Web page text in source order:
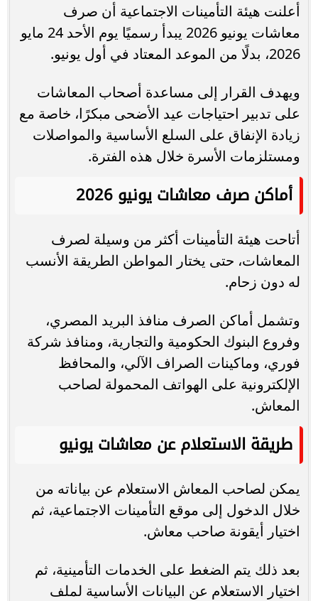
أعلنت هيئة التأمينات الاجتماعية أن صرف
معاشات يونيو 2026 يبدأ رسميًا يوم الأحد 24 مايو
2026، بدلًا من الموعد المعتاد في أول يونيو.
ويهدف القرار إلى مساعدة أصحاب المعاشات
على تدبير احتياجات عيد الأضحى مبكرًا، خاصة مع
زيادة الإنفاق على السلع الأساسية والمواصلات
ومستلزمات الأسرة خلال هذه الفترة.
أماكن صرف معاشات يونيو 2026
أتاحت هيئة التأمينات أكثر من وسيلة لصرف
المعاشات، حتى يختار المواطن الطريقة الأنسب
له دون زحام.
وتشمل أماكن الصرف منافذ البريد المصري،
وفروع البنوك الحكومية والتجارية، ومنافذ شركة
فوري، وماكينات الصراف الآلي، والمحافظ
الإلكترونية على الهواتف المحمولة لصاحب
المعاش.
طريقة الاستعلام عن معاشات يونيو
يمكن لصاحب المعاش الاستعلام عن بياناته من
خلال الدخول إلى موقع التأمينات الاجتماعية، ثم
اختيار أيقونة صاحب معاش.
بعد ذلك يتم الضغط على الخدمات التأمينية، ثم
اختيار الاستعلام عن البيانات الأساسية لملف